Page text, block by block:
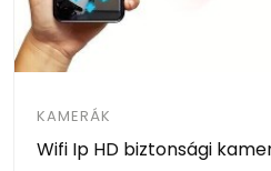
KAMERÁK
Wifi Ip HD biztonsági